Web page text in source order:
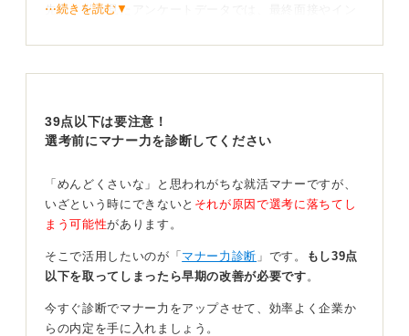
先日、私が見たアンケートデータでは、最終面接やイン
活生は6割程度になっていました。ただ、一次面接レベル
面接などで企業に出向く際、交通費が支給される場合
は、通常企業からその詳細が公開・通知されます。
交通費について明記されていない場合は基本的に支
給なしと考えておこう
逆に、交通費支給がない場合は「交通費支給なし」と明
記されていることは少ないです。もし、交通費支給に関
して明確にされていない場合は基本的に「交通費の支給
はないのだな」と考え、企業に確認しない方が無難だと
いえます。
⋯続きを読む▼
39点以下は要注意！
選考前にマナー力を診断してください
「めんどくさいな」と思われがちな就活マナーですが、
いざという時にできないと それが原因で選考に落ちてし
まう可能性があります。
そこで活用したいのが「 マナー力診断 」です。
もし39点
以下を取ってしまったら早期の改善が必要です 。
今すぐ診断でマナー力をアップさせて、効率よく企業か
らの内定を手に入れましょう。